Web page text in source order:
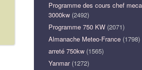
Programme des cours chef
3000kw (2492)
Programme 750 KW (2071)
Almanache Meteo-France (1798)
arreté 750kw (1565)
Yanmar(1272)